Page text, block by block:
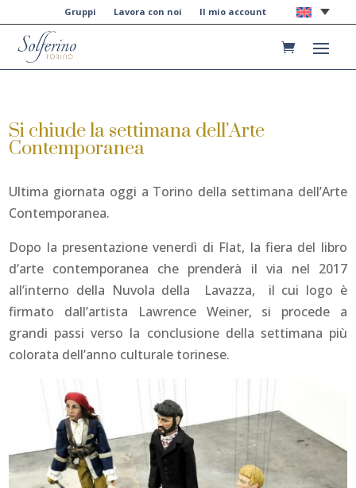
Gruppi Lavora con noi Il mio account
Si chiude la settimana dell’Arte
Contemporanea
Ultima giornata oggi a Torino della settimana dell’Arte
Contemporanea.
Dopo la presentazione venerdì di Flat, la fiera del libro
d’arte contemporanea che prenderà il via nel 2017
all’interno della Nuvola della Lavazza, il cui logo è
firmato dall’artista Lawrence Weiner, si procede a
grandi passi verso la conclusione della settimana più
colorata dell’anno culturale torinese.